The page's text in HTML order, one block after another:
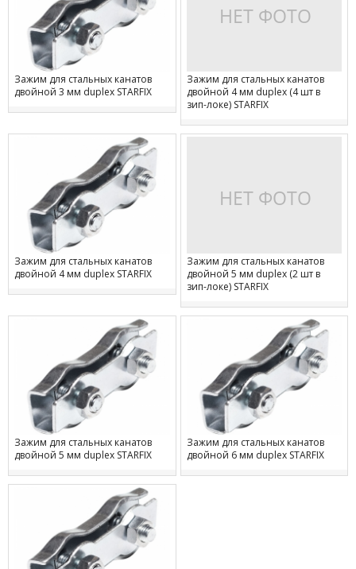
Зажим для стальных канатов
двойной 3 мм duplex STARFIX
Зажим для стальных канатов
двойной 4 мм duplex (4 шт в
зип-локе) STARFIX
Зажим для стальных канатов
двойной 4 мм duplex STARFIX
Зажим для стальных канатов
двойной 5 мм duplex (2 шт в
зип-локе) STARFIX
Зажим для стальных канатов
двойной 5 мм duplex STARFIX
Зажим для стальных канатов
двойной 6 мм duplex STARFIX